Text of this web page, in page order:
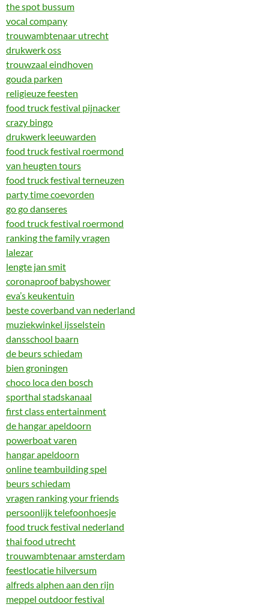
the spot bussum
vocal company
trouwambtenaar utrecht
drukwerk oss
trouwzaal eindhoven
gouda parken
religieuze feesten
food truck festival pijnacker
crazy bingo
drukwerk leeuwarden
food truck festival roermond
van heugten tours
food truck festival terneuzen
party time coevorden
go go danseres
food truck festival roermond
ranking the family vragen
lalezar
lengte jan smit
coronaproof babyshower
eva’s keukentuin
beste coverband van nederland
muziekwinkel ijsselstein
dansschool baarn
de beurs schiedam
bien groningen
choco loca den bosch
sporthal stadskanaal
first class entertainment
de hangar apeldoorn
powerboat varen
hangar apeldoorn
online teambuilding spel
beurs schiedam
vragen ranking your friends
persoonlijk telefoonhoesje
food truck festival nederland
thai food utrecht
trouwambtenaar amsterdam
feestlocatie hilversum
alfreds alphen aan den rijn
meppel outdoor festival